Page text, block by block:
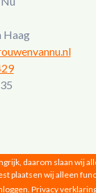
Haag
© 2026 |
daarom slaan wij
plaatsen wij alleen
Privacy